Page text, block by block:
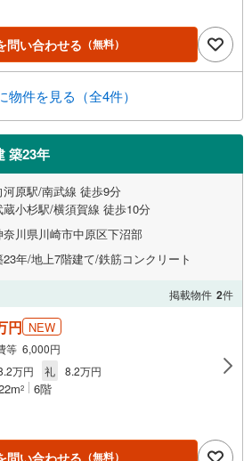
問い合わせる （無料）
物件を見る（全4件）
築23年
河原駅/南武線 徒歩9分
蔵小杉駅/横須賀線 徒歩10分
奈川県川崎市中原区下沼部
23年/地上7階建て/鉄筋コンクリート
掲載物件 2件
円 NEW
等 6,000円
万円 礼 8.2万円
2 6階
問い合わせる （無料）